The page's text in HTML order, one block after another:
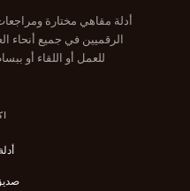
أدلة مقاهي مختارة
الرقميين في جميع أنحاء
للعمل أو اللقاء أو